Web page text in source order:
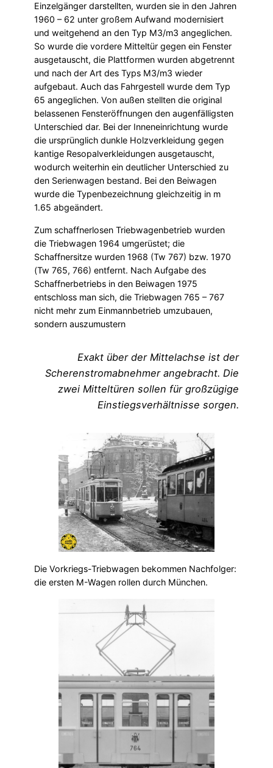
Einzelgänger darstellten, wurden sie in den Jahren
1960 – 62 unter großem Aufwand modernisiert
und weitgehend an den Typ M3/m3 angeglichen.
So wurde die vordere Mitteltür gegen ein Fenster
ausgetauscht, die Plattformen wurden abgetrennt
und nach der Art des Typs M3/m3 wieder
aufgebaut. Auch das Fahrgestell wurde dem Typ
65 angeglichen. Von außen stellten die original
belassenen Fensteröffnungen den augenfälligsten
Unterschied dar. Bei der Inneneinrichtung wurde
die ursprünglich dunkle Holzverkleidung gegen
kantige Resopalverkleidungen ausgetauscht,
wodurch weiterhin ein deutlicher Unterschied zu
den Serienwagen bestand. Bei den Beiwagen
wurde die Typenbezeichnung gleichzeitig in m
1.65 abgeändert.
Zum schaffnerlosen Triebwagenbetrieb wurden
die Triebwagen 1964 umgerüstet; die
Schaffnersitze wurden 1968 (Tw 767) bzw. 1970
(Tw 765, 766) entfernt. Nach Aufgabe des
Schaffnerbetriebs in den Beiwagen 1975
entschloss man sich, die Triebwagen 765 – 767
nicht mehr zum Einmannbetrieb umzubauen,
sondern auszumustern
Exakt über der Mittelachse ist der
Scherenstromabnehmer angebracht. Die
zwei Mitteltüren sollen für großzügige
Einstiegsverhältnisse sorgen.
Die Vorkriegs-Triebwagen bekommen Nachfolger:
die ersten M-Wagen rollen durch München.